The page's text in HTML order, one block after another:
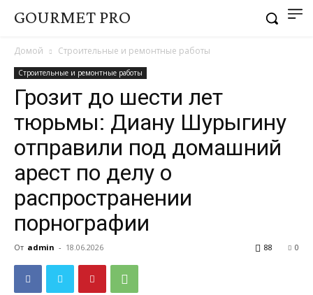
GOURMET PRO
Домой Строительные и ремонтные работы
Строительные и ремонтные работы
Грозит до шести лет
тюрьмы: Диану Шурыгину
отправили под домашний
арест по делу о
распространении
порнографии
От admin - 18.06.2026 0
88